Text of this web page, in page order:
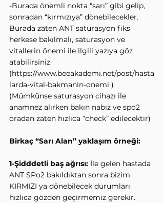
-Burada önemli nokta “sarı” gibi gelip,
sonradan “kırmızıya” dönebilecekler.
Burada zaten ANT saturasyon fiks
herkese bakılmalı, saturasyon ve
vitallerin önemi ile ilgili yazıya göz
atabilirsiniz
(https://www.beeakademi.net/post/hasta
larda-vital-bakmanin-onemi )
(Mümkünse saturasyon cihazı ile
anamnez alırken bakın nabız ve spo2
oradan zaten hızlıca “check” edilecektir)
Birkaç “Sarı Alan” yaklaşım örneği:
1-Şidddetli baş ağrısı: İle gelen hastada
ANT SPo2 bakıldıktan sonra bizim
KIRMIZI ya dönebilecek durumları
hızlıca gözden geçirmemiz gerekir.